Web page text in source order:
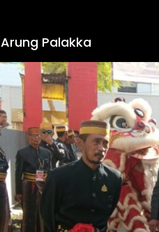
Arung Palakka